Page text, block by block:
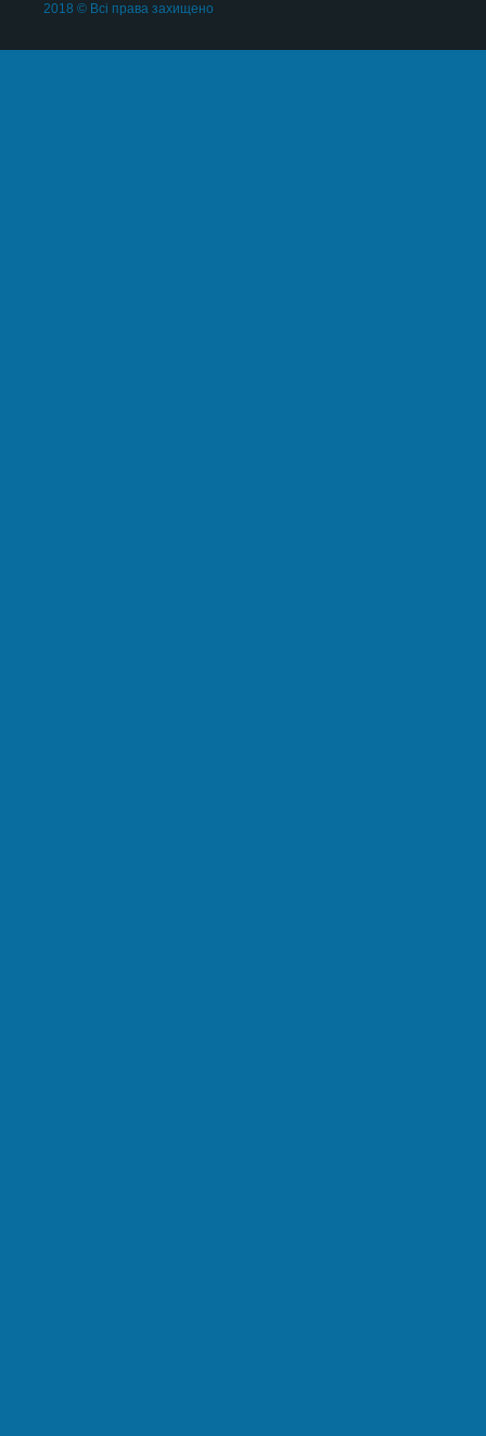
2018 © Всі права захищено